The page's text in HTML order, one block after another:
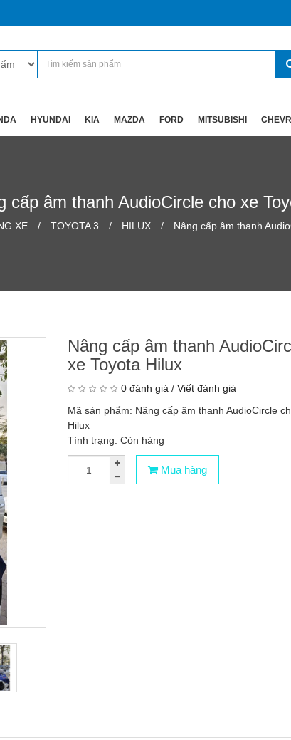
HYUNDAI KIA MAZDA FORD MITSUBISHI
cấp âm thanh AudioCircle cho xe
XE TOYOTA 3 HILUX Nâng cấp âm thanh
Nâng cấp âm thanh
xe Toyota Hilux
0 đánh giá / Viết đánh giá
Mã sản phẩm: Nâng cấp âm thanh AudioCircle
Hilux
Tình trạng: Còn hàng
Mua hàng